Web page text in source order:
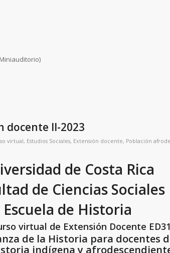
docente II-2023
virtual, Estudios Sociales, Extensión docente, Población
de Costa Rica
de Ciencias Sociales
Escuela de Historia
virtual de Extensión Docente
de la Historia para docentes
indígena y